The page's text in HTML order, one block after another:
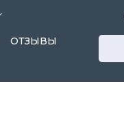
ОТЗЫВЫ